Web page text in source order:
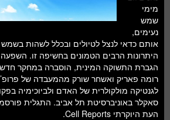
מימי
שמש
נעימים,
אותם כדאי לנצל לטיולים ובכלל לשהות
היתרונות הרבים הטמונים בחשיפה זו.
הגברת התשוקה המינית, הוסברה במחקר חדש
רומה פאריק ואשחר שורק מהמעבדה של
לגנטיקה מולקולרית של האדם ולביוכימיה
סאקלר באוניברסיטת תל אביב. התגלית
העת היוקרתי Cell Reports.